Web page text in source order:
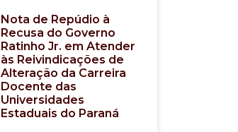
Nota de Repúdio à
Recusa do Governo
Ratinho Jr. em Atender
às Reivindicações de
Alteração da Carreira
Docente das
Universidades
Estaduais do Paraná